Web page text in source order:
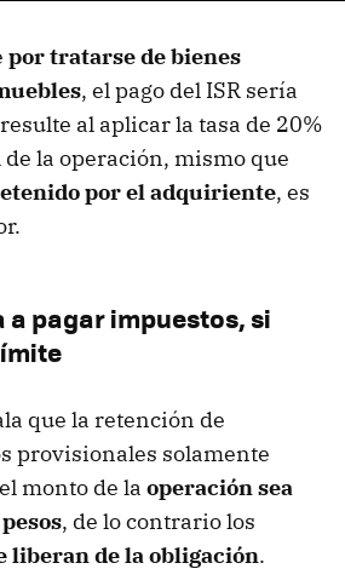
por tratarse de bienes
, el pago del ISR sería
al aplicar la tasa de 20%
la operación, mismo que
por el adquiriente, es
a pagar impuestos, si
que la retención de
provisionales solamente
monto de la operación sea
, de lo contrario los
liberan de la obligación.